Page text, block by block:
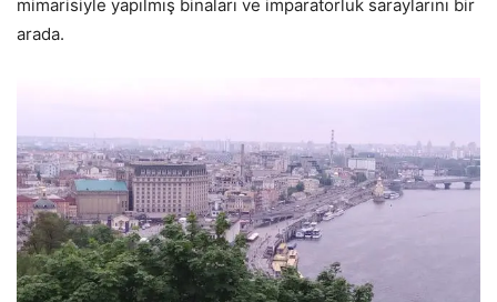
mimarisiyle yapılmış binaları ve imparatorluk saraylarını bir
arada.